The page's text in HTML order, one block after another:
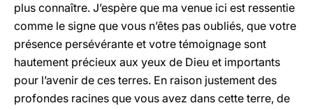
plus connaître. J’espère que ma venue ici est ressentie
comme le signe que vous n’êtes pas oubliés, que votre
présence persévérante et votre témoignage sont
hautement précieux aux yeux de Dieu et importants
pour l’avenir de ces terres. En raison justement des
profondes racines que vous avez dans cette terre, de